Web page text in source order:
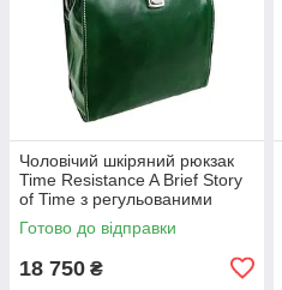
Чоловічий шкіряний рюкзак
Time Resistance A Brief Story
of Time з регульованими
лямками, зелений
BS5216601
Готово до відправки
18 750 ₴